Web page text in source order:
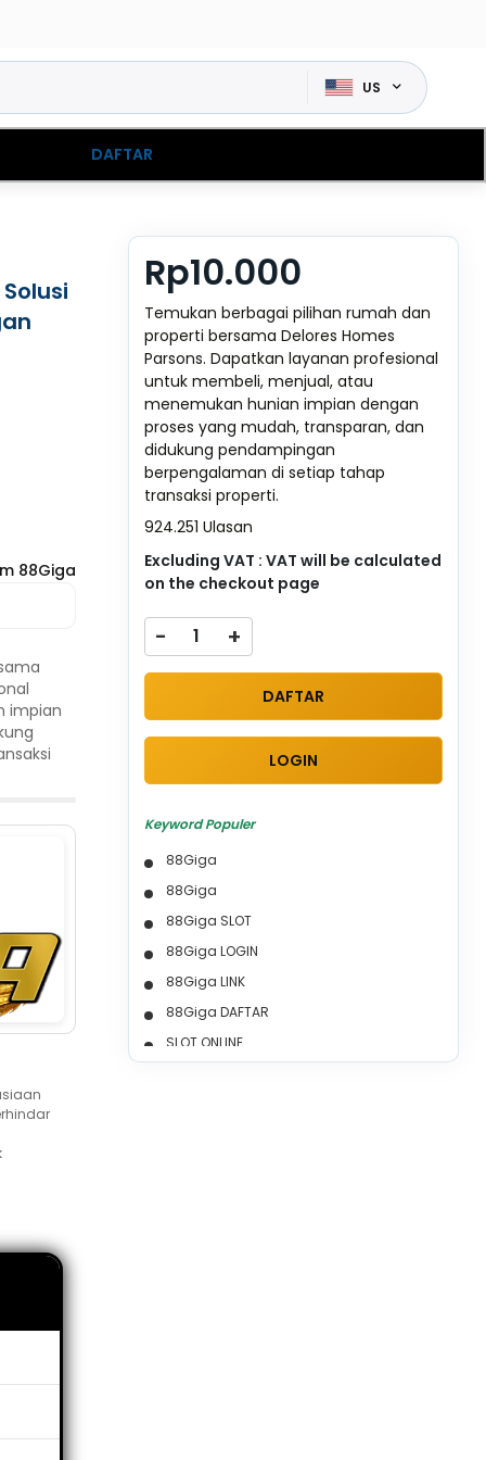
US
DAFTAR
88Giga
impian
Rp10.000
Temukan berbagai pilihan rumah dan
properti bersama Delores Homes
Parsons. Dapatkan layanan profesional
untuk membeli, menjual, atau
menemukan hunian impian dengan
proses yang mudah, transparan, dan
didukung pendampingan
berpengalaman di setiap tahap
transaksi properti.
924.251 Ulasan
Excluding VAT : VAT will be calculated
on the checkout page
- +
DAFTAR
LOGIN
Keyword Populer
88Giga
88Giga
88Giga SLOT
88Giga LOGIN
88Giga LINK
88Giga DAFTAR
SLOT ONLINE